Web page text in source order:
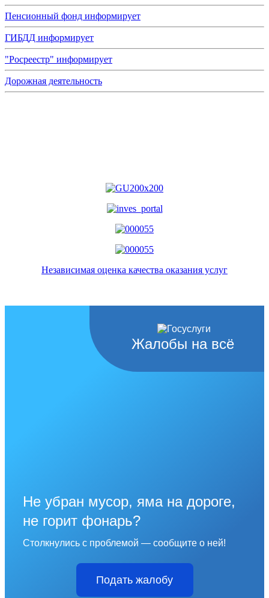
Пенсионный фонд информирует
ГИБДД информирует
"Росреестр" информирует
Дорожная деятельность
Независимая оценка качества оказания услуг
Жалобы на всё
Не убран мусор, яма на дороге,
не горит фонарь?
Столкнулись с проблемой — сообщите о ней!
Подать жалобу